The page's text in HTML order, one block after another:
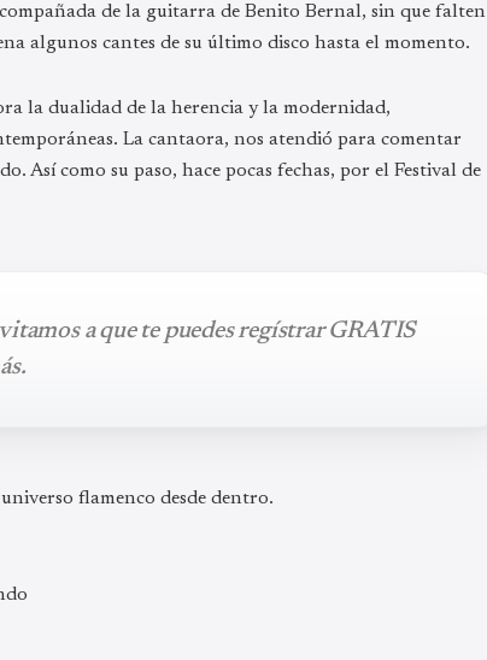
de la guitarra de Benito Bernal, sin que falten
algunos cantes de su último disco hasta el momento.
la dualidad de la herencia y la modernidad,
La cantaora, nos atendió para comentar
Así como su paso, hace pocas fechas, por el Festival de
a que te puedes regístrar GRATIS
flamenco desde dentro.